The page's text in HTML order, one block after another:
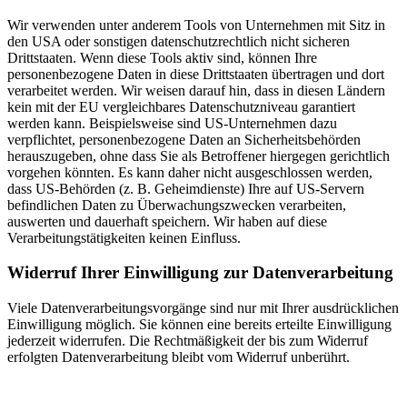
Wir verwenden unter anderem Tools von Unternehmen mit Sitz in
den USA oder sonstigen datenschutzrechtlich nicht sicheren
Drittstaaten. Wenn diese Tools aktiv sind, können Ihre
personenbezogene Daten in diese Drittstaaten übertragen und dort
verarbeitet werden. Wir weisen darauf hin, dass in diesen Ländern
kein mit der EU vergleichbares Datenschutzniveau garantiert
werden kann. Beispielsweise sind US-Unternehmen dazu
verpflichtet, personenbezogene Daten an Sicherheitsbehörden
herauszugeben, ohne dass Sie als Betroffener hiergegen gerichtlich
vorgehen könnten. Es kann daher nicht ausgeschlossen werden,
dass US-Behörden (z. B. Geheimdienste) Ihre auf US-Servern
befindlichen Daten zu Überwachungszwecken verarbeiten,
auswerten und dauerhaft speichern. Wir haben auf diese
Verarbeitungstätigkeiten keinen Einfluss.
Widerruf Ihrer Einwilligung zur Datenverarbeitung
Viele Datenverarbeitungsvorgänge sind nur mit Ihrer ausdrücklichen
Einwilligung möglich. Sie können eine bereits erteilte Einwilligung
jederzeit widerrufen. Die Rechtmäßigkeit der bis zum Widerruf
erfolgten Datenverarbeitung bleibt vom Widerruf unberührt.